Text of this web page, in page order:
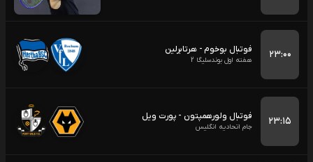
۲۳:۰۰ فوتبال بوخوم - هرتابرلین
هفته اول بوندسلیگا 2
۲۳:۱۵ فوتبال ولورهمپتون - پورت ویل
جام اتحادیه انگلیس